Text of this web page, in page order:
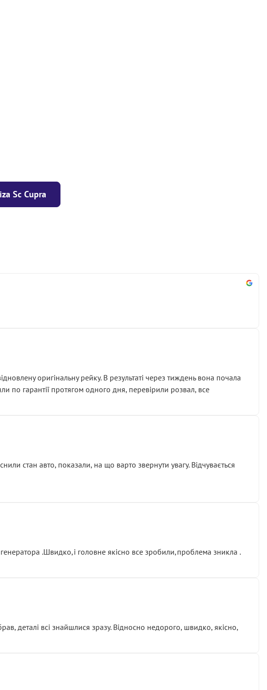
Sc Cupra
оригінальну рейку. В результаті через тиждень вона почала
по гарантії протягом одного дня, перевірили розвал, все
стан авто, показали, на що варто звернути увагу. Відчувається
.Швидко,і головне якісно все зробили,проблема зникла .
деталі всі знайшлися зразу. Відносно недорого, швидко, якісно,